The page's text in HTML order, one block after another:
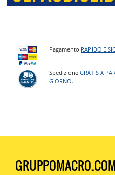
Pagamento RAPIDO E
SpedizioneGRATIS A
GIORNO.